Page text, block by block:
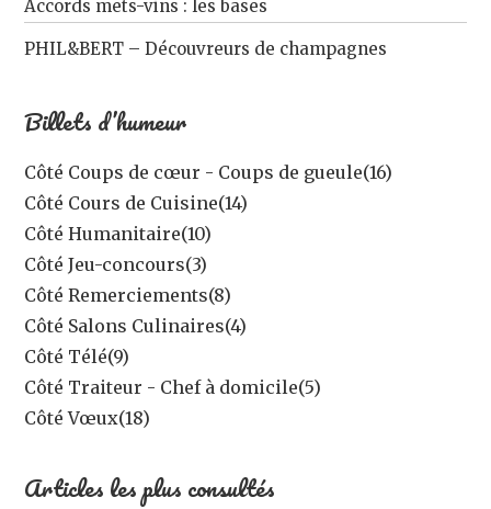
Accords mets-vins : les bases
PHIL&BERT – Découvreurs de champagnes
Billets d’humeur
Côté Coups de cœur - Coups de gueule(16)
Côté Cours de Cuisine(14)
Côté Humanitaire(10)
Côté Jeu-concours(3)
Côté Remerciements(8)
Côté Salons Culinaires(4)
Côté Télé(9)
Côté Traiteur - Chef à domicile(5)
Côté Vœux(18)
Articles les plus consultés